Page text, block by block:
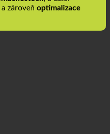
, a další
zároveň